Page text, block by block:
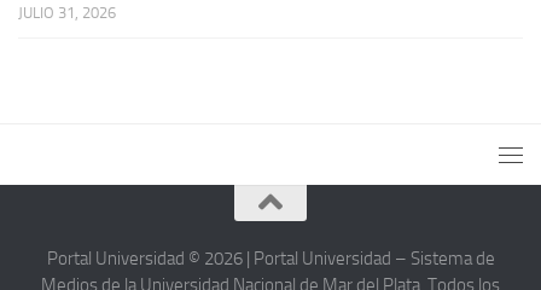
JULIO 31, 2026
Portal Universidad © 2026 | Portal Universidad – Sistema de
Medios de la Universidad Nacional de Mar del Plata. Todos los